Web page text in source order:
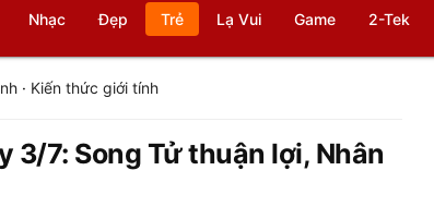
Nhạc Đẹp Trẻ Lạ Vui Game 2-Tek
· Kiến thức giới tính
3/7: Song Tử thuận lợi, Nhân